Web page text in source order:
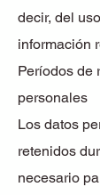
decir, del
información
Períodos de
personales
Los datos
retenidos
necesario